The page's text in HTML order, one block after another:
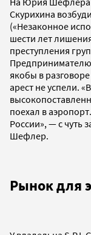
Скурихина
(«Незаконное
шести лет
преступления
якобы в
арест не успели.
поехал в
России», — с чуть
Шефлер.
Рынок для